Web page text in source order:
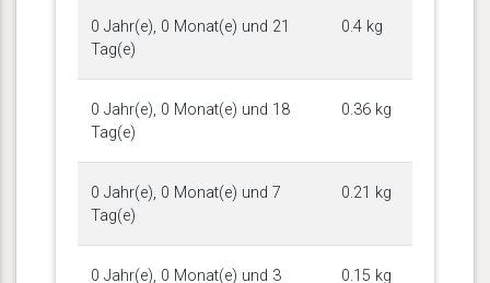
0 Jahr(e), 0 Monat(e) und 21
Tag(e)
0.4 kg
0 Jahr(e), 0 Monat(e) und 18
Tag(e)
0.36 kg
0 Jahr(e), 0 Monat(e) und 7
Tag(e)
0.21 kg
0 Jahr(e), 0 Monat(e) und 3
0.15 kg